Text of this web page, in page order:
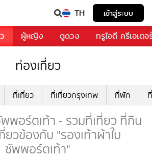
TH เข้าสู่ระบบ
ผู้หญิง ดูดวง ทรูไอดี ครีเอเตอ
ท่องเที่ยว
ที่เที่ยว ที่เที่ยวกรุงเทพ ที่พัก
พพอร์ตเท้า - รวมที่เที่ยว ที่กิน
วข้องกับ "รองเท้าผ้าใบ
ซัพพอร์ตเท้า"